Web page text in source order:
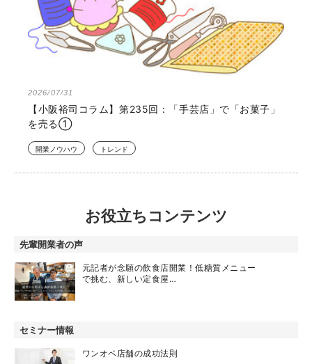
2026/07/31
【小阪裕司コラム】第235回：「手芸店」で「お菓子」
を売る①
開業ノウハウ トレンド
お役立ちコンテンツ
先輩開業者の声
元記者が念願の飲食店開業！低糖質メニュー
で挑む、新しい定食屋…
セミナー情報
ワンオペ店舗の成功法則